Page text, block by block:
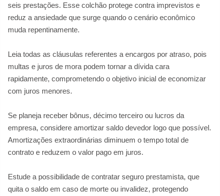
seis prestações. Esse colchão protege contra imprevistos e
reduz a ansiedade que surge quando o cenário econômico
muda repentinamente.
Leia todas as cláusulas referentes a encargos por atraso, pois
multas e juros de mora podem tornar a dívida cara
rapidamente, comprometendo o objetivo inicial de economizar
com juros menores.
Se planeja receber bônus, décimo terceiro ou lucros da
empresa, considere amortizar saldo devedor logo que possível.
Amortizações extraordinárias diminuem o tempo total de
contrato e reduzem o valor pago em juros.
Estude a possibilidade de contratar seguro prestamista, que
quita o saldo em caso de morte ou invalidez, protegendo